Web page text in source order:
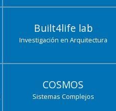
Built4life lab
Investigación en Arquitectura
COSMOS
Sistemas Complejos